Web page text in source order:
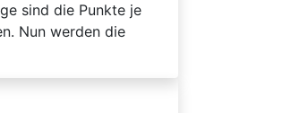
sind die Punkte je
Nun werden die